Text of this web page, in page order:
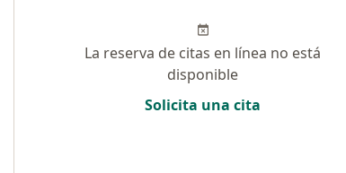
La reserva de citas en línea no está
disponible
Solicita una cita